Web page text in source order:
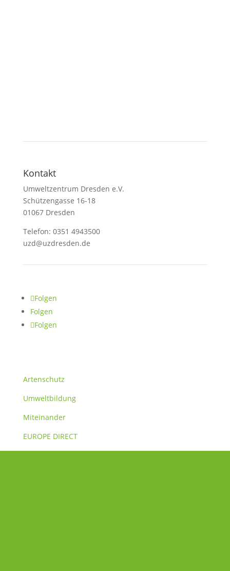
Kontakt
Umweltzentrum Dresden e.V.
Schützengasse 16-18
01067 Dresden
Telefon: 0351 4943500
uzd@uzdresden.de
Folgen
Folgen
Folgen
Artenschutz
Umweltbildung
Miteinander
EUROPE DIRECT